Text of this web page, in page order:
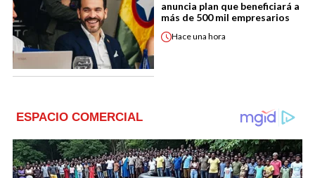
anuncia plan que beneficiará a
más de 500 mil empresarios
Haceuna hora